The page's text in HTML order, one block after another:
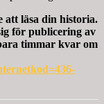
att läsa din historia.
för publicering av
timmar kvar om